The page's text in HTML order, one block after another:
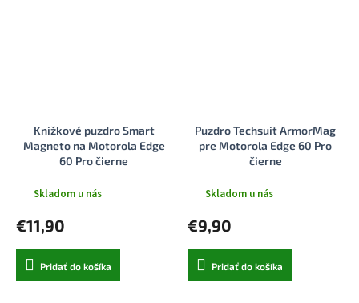
Knižkové puzdro Smart
Magneto na Motorola Edge
60 Pro čierne
Skladom u nás
€11,90
Pridať do košíka
Puzdro Techsuit ArmorMag
pre Motorola Edge 60 Pro
čierne
Skladom u nás
€9,90
Pridať do košíka